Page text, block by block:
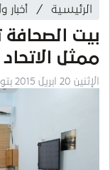
الرئيسية
بيت
ممثل
الإثنين 20 ابريل 2015 بتوقيت القدس المحتلة